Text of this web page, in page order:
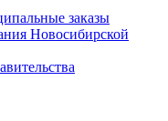
заказы
Новосибирской